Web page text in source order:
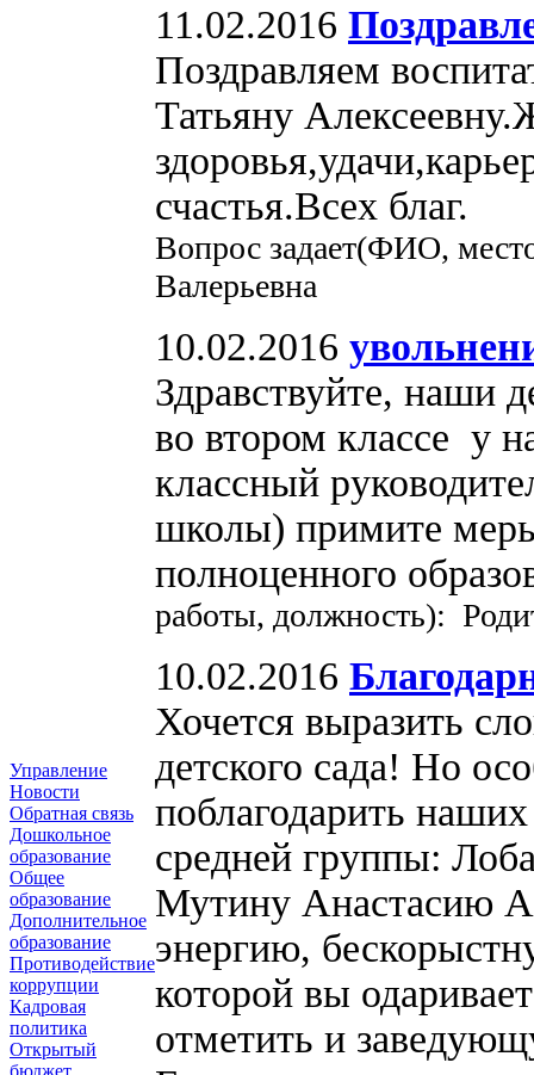
Управление
Новости
Обратная связь
Дошкольное
образование
Общее
образование
Дополнительное
образование
Противодействие
коррупции
Кадровая
политика
Открытый
бюджет
11.02.2016
Поздравляем
Татьяну
счастья.Всех благ.
Вопрос задает(ФИО,
Валерьевна
10.02.2016
Здравствуйте, наши
во втором классе у
классный
школы) примите
полноценного
работы, должность):
10.02.2016
Хочется выразить
детского сада! Но
поблагодарить
средней группы:
Мутину Анастасию
энергию,
которой вы
отметить и